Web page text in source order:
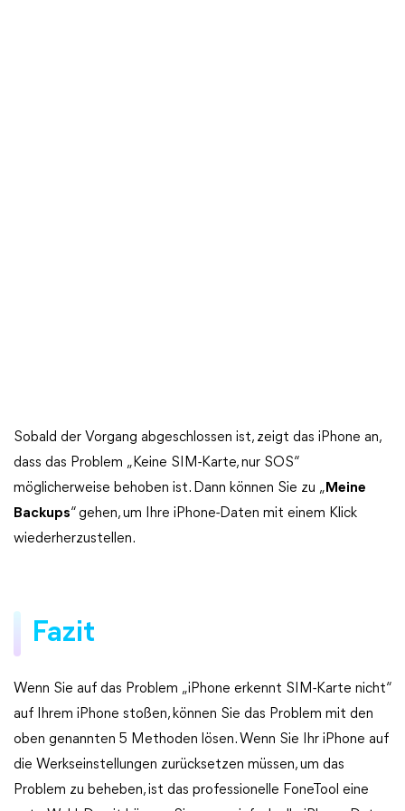
Sobald der Vorgang abgeschlossen ist, zeigt das iPhone an,
dass das Problem „Keine SIM-Karte, nur SOS“
möglicherweise behoben ist. Dann können Sie zu „ Meine
Backups“ gehen, um Ihre iPhone-Daten mit einem Klick
wiederherzustellen.
Fazit
Wenn Sie auf das Problem „iPhone erkennt SIM-Karte nicht“
auf Ihrem iPhone stoßen, können Sie das Problem mit den
oben genannten 5 Methoden lösen. Wenn Sie Ihr iPhone auf
die Werkseinstellungen zurücksetzen müssen, um das
Problem zu beheben, ist das professionelle FoneTool eine